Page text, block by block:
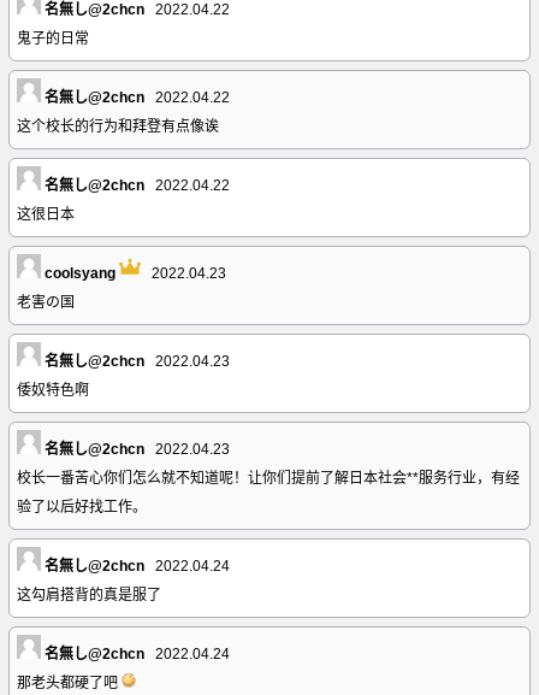
名無し@2chcn
2022.04.22
鬼子的日常
名無し@2chcn
2022.04.22
这个校长的行为和拜登有点像诶
名無し@2chcn
2022.04.22
这很日本
coolsyang
2022.04.23
老害の国
名無し@2chcn
2022.04.23
倭奴特色啊
名無し@2chcn
2022.04.23
校长一番苦心你们怎么就不知道呢！让你们提前了解日本社会**服务行业，有经
验了以后好找工作。
名無し@2chcn
2022.04.24
这勾肩搭背的真是服了
名無し@2chcn
2022.04.24
那老头都硬了吧